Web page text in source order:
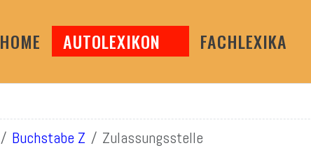
HOME AUTOLEXIKON FACHLEXIKA
Buchstabe Z Zulassungsstelle